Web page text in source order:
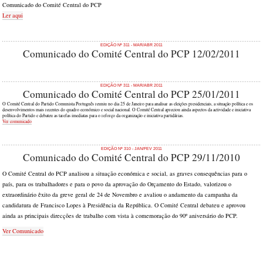
Comunicado do Comité Central do PCP
Ler aqui
EDIÇÃO Nº 311 - MAR/ABR 2011
Comunicado do Comité Central do PCP 12/02/2011
EDIÇÃO Nº 311 - MAR/ABR 2011
Comunicado do Comité Central do PCP 25/01/2011
O Comité Central do Partido Comunista Português reuniu no dia 25 de Janeiro para analisar as eleições presidenciais, a situação política e os
desenvolvimentos mais recentes do quadro económico e social nacional. O Comité Central apreciou ainda aspectos da actividade e iniciativa
política do Partido e debateu as tarefas imediatas para o reforço da organização e iniciativa partidárias.
Ver comunicado
EDIÇÃO Nº 310 - JAN/FEV 2011
Comunicado do Comité Central do PCP 29/11/2010
O Comité Central do PCP analisou a situação económica e social, as graves consequências para o
país, para os trabalhadores e para o povo da aprovação do Orçamento do Estado, valorizou o
extraordinário êxito da greve geral de 24 de Novembro e avaliou o andamento da campanha da
candidatura de Francisco Lopes à Presidência da República. O Comité Central debateu e aprovou
ainda as principais direcções de trabalho com vista à comemoração do 90º aniversário do PCP.
Ver Comunicado